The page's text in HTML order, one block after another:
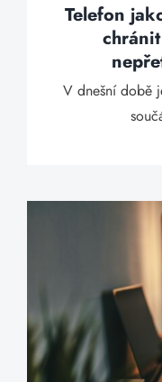
Telefon
V dnešní době